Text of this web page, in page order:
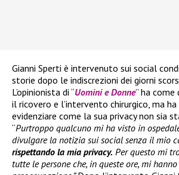
Gianni Sperti è intervenuto sui social
storie dopo le indiscrezioni dei giorni
L’opinionista di “Uomini e Donne” ha
il ricovero e l’intervento chirurgico, ma
evidenziare come la sua privacy non sia
“Purtroppo qualcuno mi ha visto in
divulgare la notizia sui social senza il mio
rispettando la mia privacy. Per questo mi
tutte le persone che, in queste ore, mi